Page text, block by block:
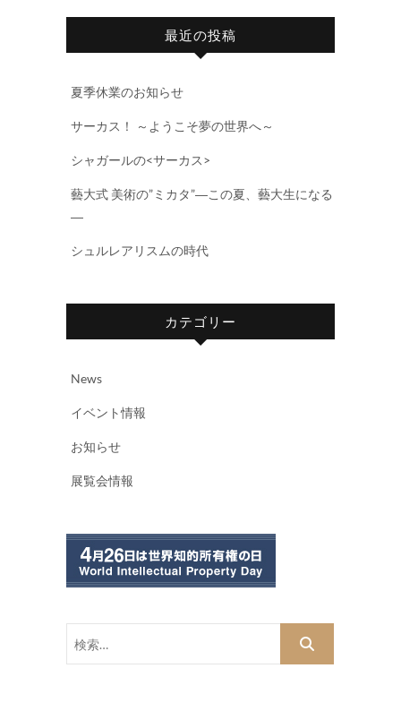
最近の投稿
夏季休業のお知らせ
サーカス！ ～ようこそ夢の世界へ～
シャガールの<サーカス>
藝大式 美術の”ミカタ”―この夏、藝大生になる
―
シュルレアリスムの時代
カテゴリー
News
イベント情報
お知らせ
展覧会情報